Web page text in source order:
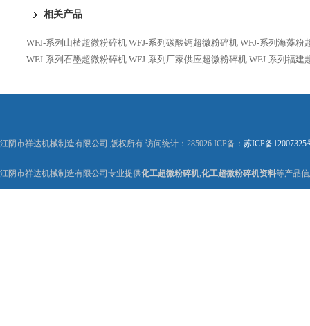
相关产品
WFJ-系列山楂超微粉碎机 WFJ-系列碳酸钙超微粉碎机 WFJ-系列海藻粉
WFJ-系列石墨超微粉碎机 WFJ-系列厂家供应超微粉碎机 WFJ-系列福建
江阴市祥达机械制造有限公司 版权所有 访问统计：285026 ICP备： 苏ICP备12007325
江阴市祥达机械制造有限公司专业提供化工超微粉碎机,化工超微粉碎机资料等产品